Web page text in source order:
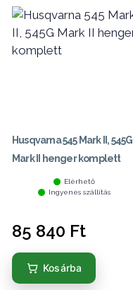
Husqvarna 545 Mark II, 545G
Mark II henger komplett
Elérhető
Ingyenes szállítás
85 840 Ft
Kosárba